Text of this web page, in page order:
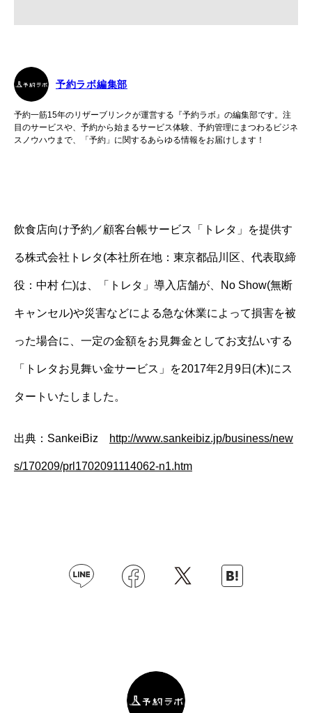
予約ラボ編集部
予約一筋15年のリザーブリンクが運営する『予約ラボ』の編集部です。注
目のサービスや、予約から始まるサービス体験、予約管理にまつわるビジネ
スノウハウまで、「予約」に関するあらゆる情報をお届けします！
飲食店向け予約／顧客台帳サービス「トレタ」を提供す
る株式会社トレタ(本社所在地：東京都品川区、代表取締
役：中村 仁)は、「トレタ」導入店舗が、No Show(無断
キャンセル)や災害などによる急な休業によって損害を被
った場合に、一定の金額をお見舞金としてお支払いする
「トレタお見舞い金サービス」を2017年2月9日(木)にス
タートいたしました。
出典：SankeiBiz http://www.sankeibiz.jp/business/new
s/170209/prl1702091114062-n1.htm